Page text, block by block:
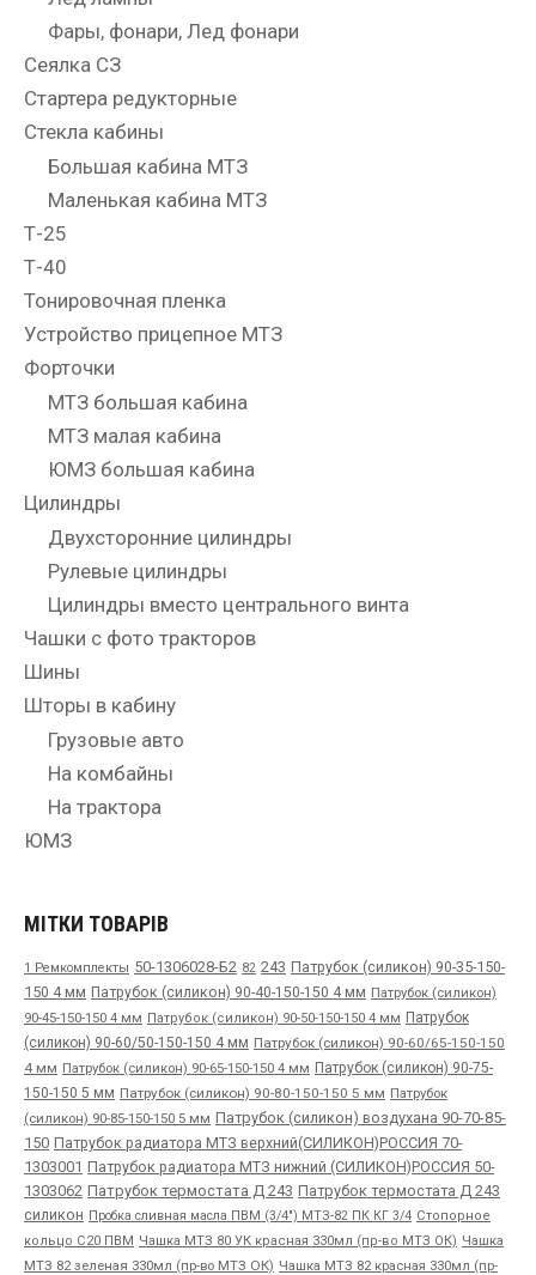
Фары, фонари, Лед фонари
Сеялка СЗ
Стартера редукторные
Стекла кабины
Большая кабина МТЗ
Маленькая кабина МТЗ
Т-25
Т-40
Тонировочная пленка
Устройство прицепное МТЗ
Форточки
МТЗ большая кабина
МТЗ малая кабина
ЮМЗ большая кабина
Цилиндры
Двухсторонние цилиндры
Рулевые цилиндры
Цилиндры вместо центрального винта
Чашки с фото тракторов
Шины
Шторы в кабину
Грузовые авто
На комбайны
На трактора
ЮМЗ
МІТКИ ТОВАРІВ
1 Ремкомплекты 50-1306028-Б2 82 243 Патрубок (силикон) 90-35-150-
150 4 мм Патрубок (силикон) 90-40-150-150 4 мм Патрубок (силикон)
90-45-150-150 4 мм Патрубок (силикон) 90-50-150-150 4 мм Патрубок
(силикон) 90-60/50-150-150 4 мм Патрубок (силикон) 90-60/65-150-150
4 мм Патрубок (силикон) 90-65-150-150 4 мм Патрубок (силикон) 90-75-
150-150 5 мм Патрубок (силикон) 90-80-150-150 5 мм Патрубок
(силикон) 90-85-150-150 5 мм Патрубок (силикон) воздухана 90-70-85-
150 Патрубок радиатора МТЗ верхний(СИЛИКОН)РОССИЯ 70-
1303001 Патрубок радиатора МТЗ нижний (СИЛИКОН)РОССИЯ 50-
1303062 Патрубок термостата Д 243 Патрубок термостата Д 243
силикон Пробка сливная масла ПВМ (3/4") МТЗ-82 ПК КГ 3/4 Стопорное
кольцо С20 ПВМ Чашка МТЗ 80 УК красная 330мл (пр-во МТЗ ОК) Чашка
МТЗ 82 зеленая 330мл (пр-во МТЗ ОК) Чашка МТЗ 82 красная 330мл (пр-